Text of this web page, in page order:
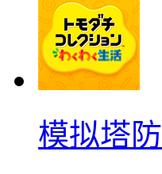
模拟塔防